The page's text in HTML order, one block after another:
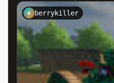
B berrykiller